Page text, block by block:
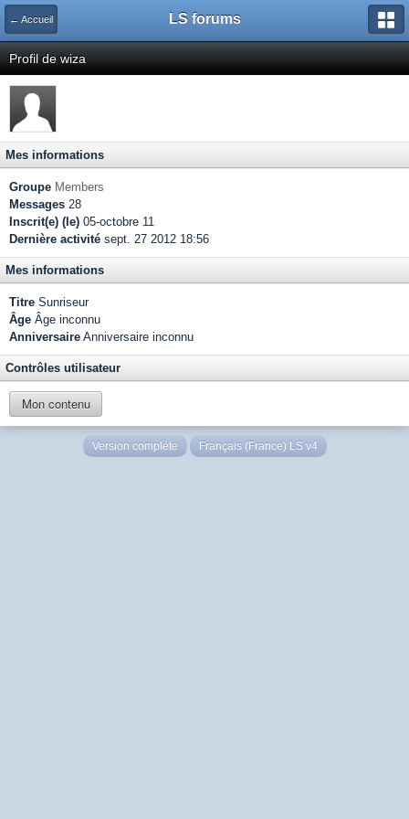
← Accueil LS forums
Profil de wiza
Mes informations
Groupe Members
Messages 28
Inscrit(e) (le) 05-octobre 11
Dernière activité sept. 27 2012 18:56
Mes informations
Titre Sunriseur
Âge Âge inconnu
Anniversaire Anniversaire inconnu
Contrôles utilisateur
Mon contenu
Version complète Français (France) LS v4